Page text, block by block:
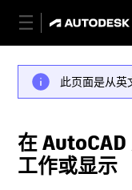
此页面是从英
在
工作或显示